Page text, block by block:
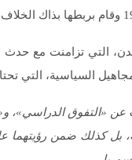
التي تزامنت مع
السياسية، التي
عن «التفوق
بل كذلك ضمن رؤيتهما